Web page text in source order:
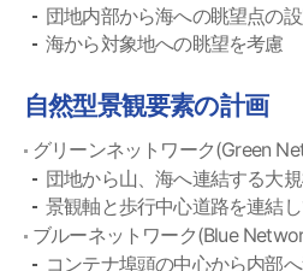
団地内部から海への眺望点の
海から対象地への眺望を考慮
自然型景観要素の計画
グリーンネットワーク(Green
団地から山、海へ連結する大
景観軸と歩行中心道路を連結
ブルーネットワーク(Blue
コンテナ埠頭の中心から内部